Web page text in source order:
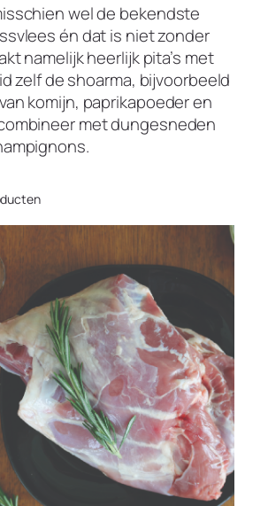
wel de bekendste
én dat is niet zonder
namelijk heerlijk pita’s met
zelf de shoarma, bijvoorbeeld
komijn, paprikapoeder en
met dungesneden